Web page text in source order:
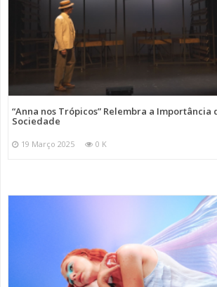
“Anna nos Trópicos” Relembra a
Sociedade
19 Março 2025 0 K